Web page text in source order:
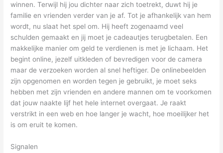
winnen. Terwijl hij jou dichter naar zich toetrekt, duwt hij je
familie en vrienden verder van je af. Tot je afhankelijk van hem
wordt, nu slaat het spel om. Hij heeft zogenaamd veel
schulden gemaakt en jij moet je cadeautjes terugbetalen. Een
makkelijke manier om geld te verdienen is met je lichaam. Het
begint online, jezelf uitkleden of bevredigen voor de camera
maar de verzoeken worden al snel heftiger. De onlinebeelden
zijn opgenomen en worden tegen je gebruikt, je moet seks
hebben met zijn vrienden en andere mannen om te voorkomen
dat jouw naakte lijf het hele internet overgaat. Je raakt
verstrikt in een web en hoe langer je wacht, hoe moeilijker het
is om eruit te komen.
Signalen